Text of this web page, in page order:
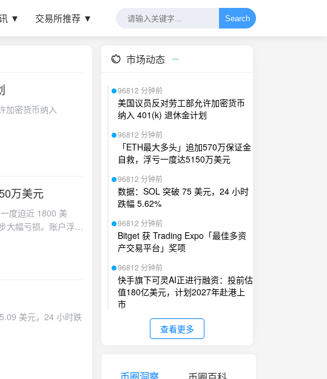
▼ 交易所推荐 ▼ Search
加密货币纳入
万美元
度迫近 1800 美
大幅亏损。账户浮亏
址补足保证金，合
址资金占比加权测
原 Matrixport）所
5000 万美元。-
需开启发送消息
美元，24 小时跌
市场动态
96812 分钟前
美国议员反对劳工部允许加密货币
纳入 401(k) 退休金计划
96812 分钟前
「ETH最大多头」追加570万保证金
自救，浮亏一度达5150万美元
96812 分钟前
数据：SOL 突破 75 美元，24 小时
跌幅 5.62%
96812 分钟前
Bitget 获 Trading Expo「最佳多资
产交易平台」奖项
96812 分钟前
快手旗下可灵AI正进行融资：投前估
值180亿美元，计划2027年赴港上
市
查看更多
币圈洞察